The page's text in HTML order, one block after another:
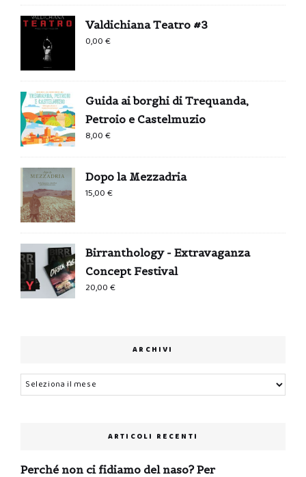
Valdichiana Teatro #3
0,00€
Guida ai borghi di Trequanda,
Petroio e Castelmuzio
8,00€
Dopo la Mezzadria
15,00€
Birranthology - Extravaganza
Concept Festival
20,00€
ARCHIVI
Archivi
ARTICOLI RECENTI
Perché non ci fidiamo del naso? Per